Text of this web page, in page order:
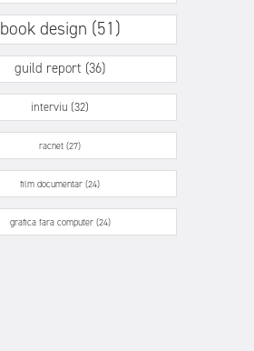
book design (51)
guild report (36)
interviu (32)
racnet (27)
film documentar (24)
grafica fara computer (24)